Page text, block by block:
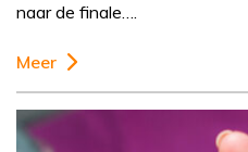
naar de finale….
Meer